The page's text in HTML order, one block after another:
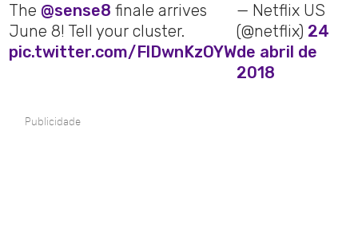
The @sense8 finale arrives
June 8! Tell your cluster.
pic.twitter.com/FlDwnKzOYW
— Netflix US
(@netflix) 24
de abril de
2018
Publicidade